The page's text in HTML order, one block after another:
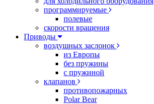
программируемые
полевые
скорости вращения
Приводы
воздушных заслонок
из Европы
без пружины
с пружиной
клапанов
противопожарных
Polar Bear